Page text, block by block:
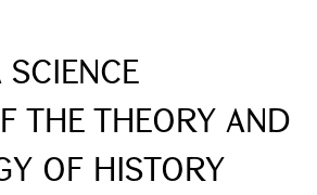
THE THEORY AND
OF HISTORY